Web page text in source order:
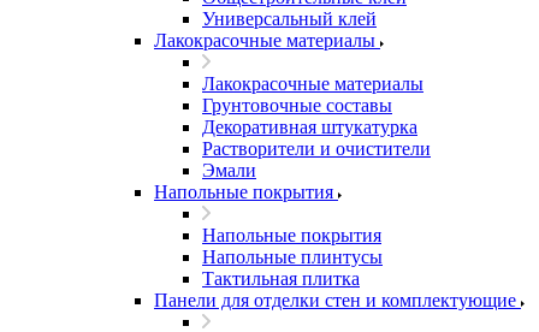
Универсальный клей
Лакокрасочные материалы
Лакокрасочные материалы
Грунтовочные составы
Декоративная штукатурка
Растворители и очистители
Эмали
Напольные покрытия
Напольные покрытия
Напольные плинтусы
Тактильная плитка
Панели для отделки стен и комплектующие